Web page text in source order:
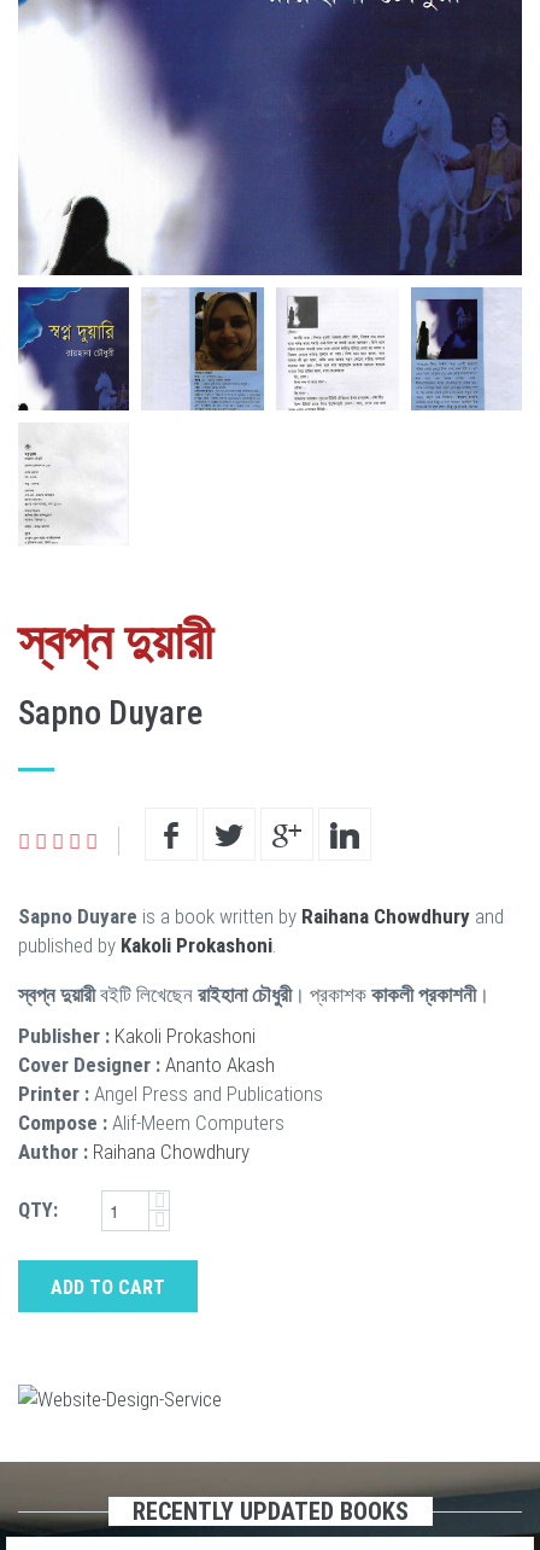
স্বপ্ন দুয়ারী
Sapno Duyare
Sapno Duyare is a book written by Raihana Chowdhury and
published by Kakoli Prokashoni
স্বপ্ন দুয়ারীবইটি লিখেছেন রাইহানা চৌধুরী। প্রকাশক কাকলী প্রকাশনী।
Publisher : Kakoli Prokashoni
Cover Designer : Ananto Akash
Printer : Angel Press and Publications
Compose : Alif-Meem Computers
Author : Raihana Chowdhury
QTY:
ADD TO CART
RECENTLY UPDATED BOOKS